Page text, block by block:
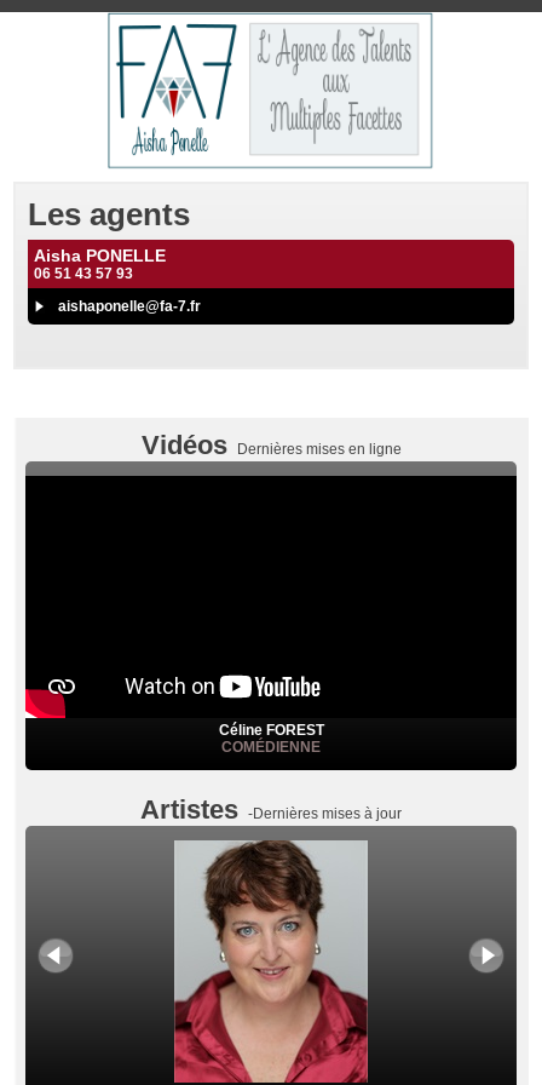
Les agents
Aisha PONELLE
06 51 43 57 93
aishaponelle@fa-7.fr
Vidéos Dernières mises en ligne
Céline FOREST
COMÉDIENNE
Artistes -Dernières mises à jour